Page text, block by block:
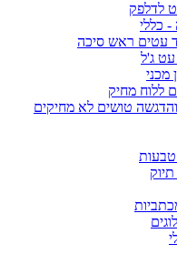
לדלפק
- כללי
עטים ראש סיכה
עט ג'ל
מכני
ללוח מחיק
והדגשה טושים לא מחיקים
טבעות
תיוק